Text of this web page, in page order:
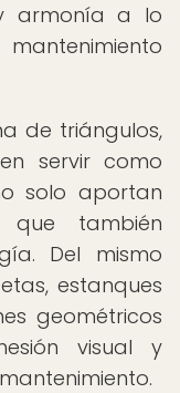
armonía a lo
de triángulos,
servir como
solo aportan
también
Del mismo
estanques
geométricos
visual y